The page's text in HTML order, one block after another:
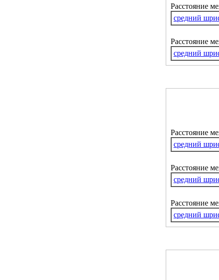
Расстояние
средний
Расстояние
средний
Расстояние
средний
Расстояние
средний
Расстояние
средний